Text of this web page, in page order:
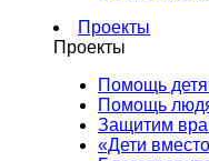
Проекты
Проекты
Помощь
Помощь
Защитим
«Дети